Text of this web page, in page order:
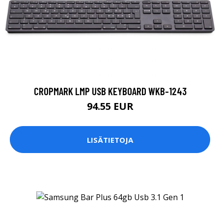
CROPMARK LMP USB KEYBOARD WKB-1243
94.55 EUR
LISÄTIETOJA